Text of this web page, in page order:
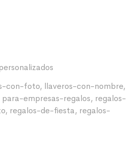
con-foto, llaveros-con-nombre,
para-empresas-regalos, regalos-
, regalos-de-fiesta, regalos-